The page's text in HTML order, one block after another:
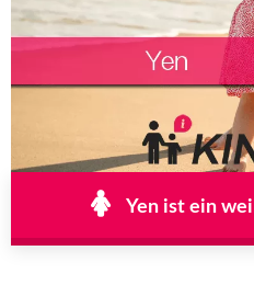
Yen ist ein